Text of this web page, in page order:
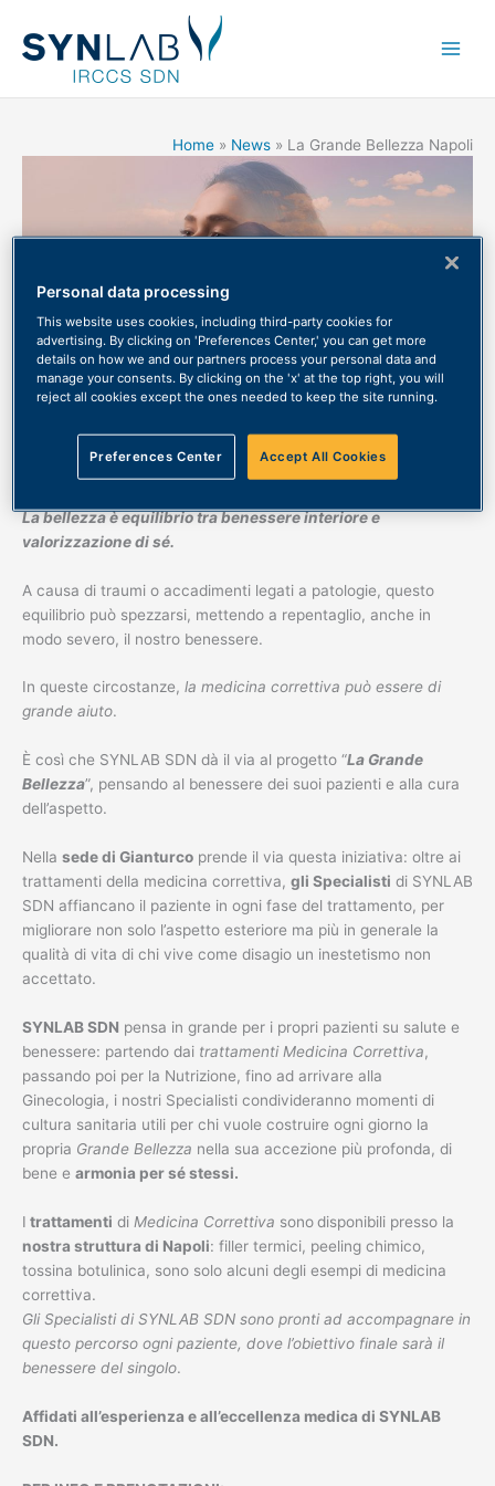
Home News La Grande Bellezza Napoli
La Grande Bellezza Napoli
La bellezza è equilibrio tra benessere interiore e
valorizzazione di sé.
A causa di traumi o accadimenti legati a patologie, questo
equilibrio può spezzarsi, mettendo a repentaglio, anche in
modo severo, il nostro benessere.
In queste circostanze, la medicina correttiva può essere di
grande aiuto.
È così che SYNLAB SDN dà il via al progetto “La Grande
Bellezza”, pensando al benessere dei suoi pazienti e alla cura
dell’aspetto.
Nella sede di Gianturco prende il via questa iniziativa: oltre ai
trattamenti della medicina correttiva, gli Specialisti di SYNLAB
SDN affiancano il paziente in ogni fase del trattamento, per
migliorare non solo l’aspetto esteriore ma più in generale la
qualità di vita di chi vive come disagio un inestetismo non
accettato.
SYNLAB SDN pensa in grande per i propri pazienti su salute e
benessere: partendo dai trattamenti Medicina Correttiva,
passando poi per la Nutrizione, fino ad arrivare alla
Ginecologia, i nostri Specialisti condivideranno momenti di
cultura sanitaria utili per chi vuole costruire ogni giorno la
propria Grande Bellezza nella sua accezione più profonda, di
bene e armonia per sé stessi.
I trattamenti di Medicina Correttiva sonodisponibili presso la
nostra struttura di Napoli: filler termici, peeling chimico,
tossina botulinica, sono solo alcuni degli esempi di medicina
correttiva.
Gli Specialisti di SYNLAB SDN sono pronti ad accompagnare in
questo percorso ogni paziente, dove l’obiettivo finale sarà il
benessere del singolo.
Affidati all’esperienza e all’eccellenza medica di SYNLAB
SDN.
Personal data processing
This website uses cookies, including third-party cookies for
advertising. By clicking on 'Preferences Center,' you can get more
details on how we and our partners process your personal data and
manage your consents. By clicking on the 'x' at the top right, you will
reject all cookies except the ones needed to keep the site running.
Preferences Center Accept All Cookies